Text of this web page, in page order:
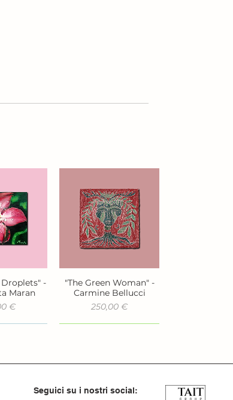
-
Maran
€
Vista rapida
"The Green Woman" -
Carmine Bellucci
Prezzo
250,00 €
Seguici su i nostri social: